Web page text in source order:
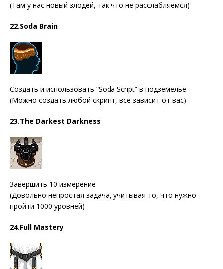
(Там у нас новый злодей, так что не расслабляемся)
22.Soda Brain
Создать и использовать “Soda Script” в подземелье
(Можно создать любой скрипт, всё зависит от вас)
23.The Darkest Darkness
Завершить 10 измерение
(Довольно непростая задача, учитывая то, что нужно
пройти 1000 уровней)
24.Full Mastery